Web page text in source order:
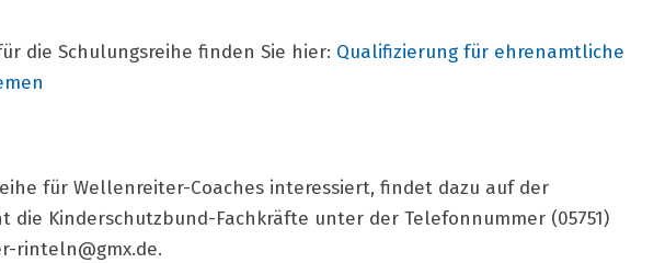
die Schulungsreihe finden Sie hier: Qualifizierung für ehrenamtliche
für Wellenreiter-Coaches interessiert, findet dazu auf der
Kinderschutzbund-Fachkräfte unter der Telefonnummer (05751)
rinteln@gmx.de.